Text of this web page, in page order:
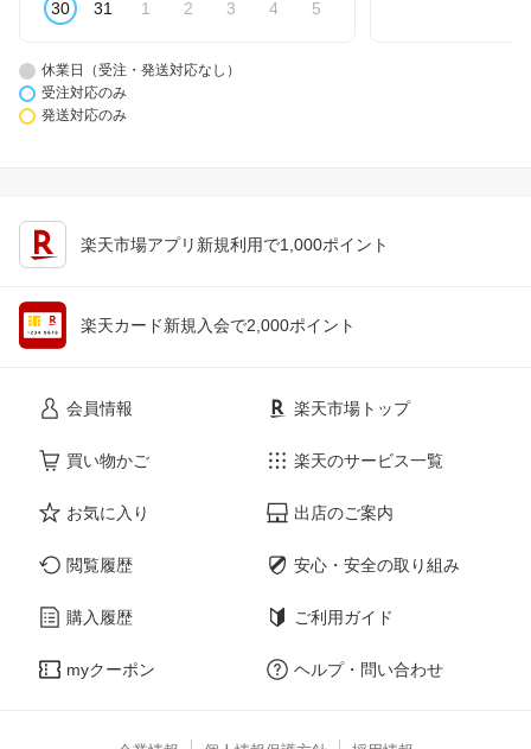
30 31 1 2 3 4 5
休業日（受注・発送対応なし）
受注対応のみ
発送対応のみ
楽天市場アプリ新規利用で1,000ポイント
楽天カード新規入会で2,000ポイント
会員情報
買い物かご
お気に入り
閲覧履歴
購入履歴
myクーポン
楽天市場トップ
楽天のサービス一覧
出店のご案内
安心・安全の取り組み
ご利用ガイド
ヘルプ・問い合わせ